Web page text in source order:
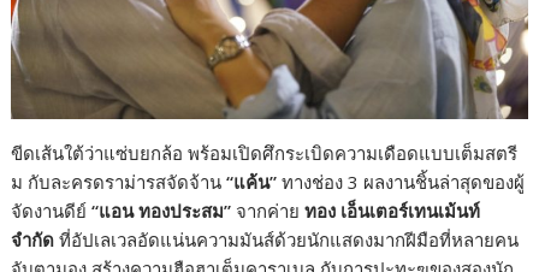
ขีดเส้นใต้ว่าแซ่บยกล้อ พร้อมเปิดศึกระเบิดความเดือดแบบเต็มสตรี
ม กับละครดราม่ารสจัดจ้าน“แค้น” ทางช่อง 3 ผลงานชิ้นล่าสุดของผู้
จัดงานดีย์ “แอน ทองประสม” จากค่ายทอง เอ็นเตอร์เทนเม้นท์
จำกัด ที่อัปเลเวลอัดแน่นความมันส์ด้วยนักแสดงมากฝีมือที่หลายคน